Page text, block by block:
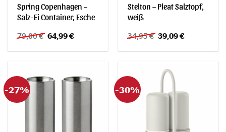
Spring Copenhagen –
Salz-Ei Container, Esche
79,00€ Ursprünglicher
Preis
war:
64,99€Aktueller
ist:
Stelton – Pleat Salztopf,
weiß
34,95€ Ursprünglicher
Preis
war:
39,09€Aktueller
ist:
-27% -30%